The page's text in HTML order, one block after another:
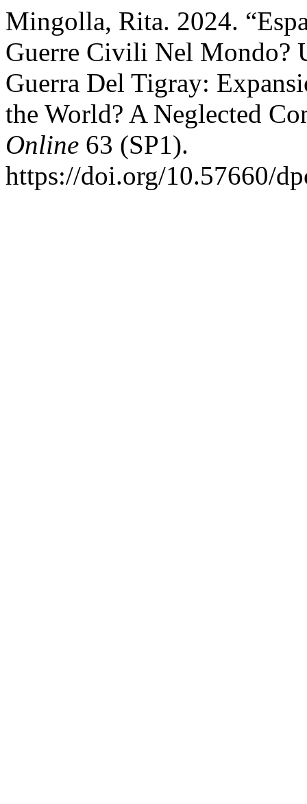
Mingolla, Rita. 2024.
Guerre Civili Nel Mondo?
Guerra Del Tigray:
the World? A Neglected
Online 63 (SP1).
https://doi.org/10.57660/